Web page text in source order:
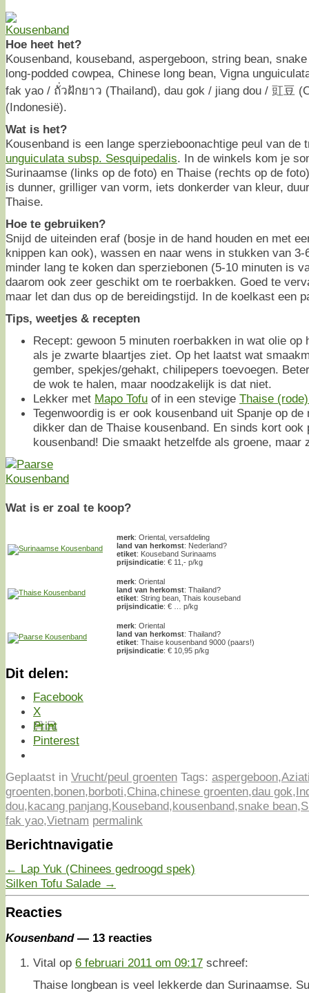
Hoe heet het?
Kousenband, kouseband, aspergeboon, string bean,
long-podded cowpea, Chinese long bean, Vigna
fak yao / ถั่วฝักยาว (Thailand), dau gok / jiang dou / 豇豆
(Indonesië).
Wat is het?
Kousenband is een lange sperzieboonachtige peul van
unguiculata subsp. Sesquipedalis. In de winkels kom je
Surinaamse (links op de foto) en Thaise (rechts op de
is dunner, grilliger van vorm, iets donkerder van kleur,
Thaise.
Hoe te gebruiken?
Snijd de uiteinden eraf (bosje in de hand houden en met
knippen kan ook), wassen en naar wens in stukken van
minder lang te koken dan sperziebonen (5-10 minuten is
daarom ook zeer geschikt om te roerbakken. Goed te
maar let dan dus op de bereidingstijd. In de koelkast een
Tips, weetjes & recepten
Recept: gewoon 5 minuten roerbakken in wat olie op
als je zwarte blaartjes ziet. Op het laatst wat
gember, spekjes/gehakt, chilipepers toevoegen.
de wok te halen, maar noodzakelijk is dat niet.
Lekker met Mapo Tofu of in een stevige Thaise
Tegenwoordig is er ook kousenband uit Spanje op
dikker dan de Thaise kousenband. En sinds kort ook
kousenband! Die smaakt hetzelfde als groene, maar
Wat is er zoal te koop?
merk: Oriental, versafdeling
land van herkomst: Nederland?
etiket: Kouseband Surinaams
prijsindicatie: € 11,- p/kg
merk: Oriental
land van herkomst: Thailand?
etiket: String bean, Thais kouseband
prijsindicatie: € … p/kg
merk: Oriental
land van herkomst: Thailand?
etiket: Thaise kousenband 9000 (paars!)
prijsindicatie: € 10,95 p/kg
Dit delen:
Facebook
X
Print
Pinterest
Geplaatst in Vrucht/peul groenten Tags: aspergeboon,
groenten,bonen,borboti,China,chinese groenten,dau gok,
dou,kacang panjang,Kouseband,kousenband,snake bean,
fak yao,Vietnam permalink
Berichtnavigatie
← Lap Yuk (Chinees gedroogd spek)
Silken Tofu Salade →
Reacties
Kousenband— 13 reacties
Vital op 6 februari 2011 om 09:17 schreef:
Thaise longbean is veel lekkerde dan Surinaamse.